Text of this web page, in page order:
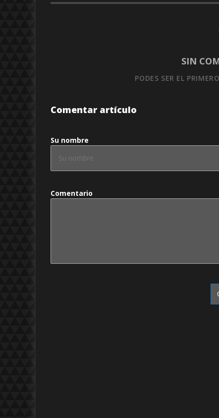
SIN
PODES SER EL PRIMERO
Comentar artículo
Su nombre
Comentario